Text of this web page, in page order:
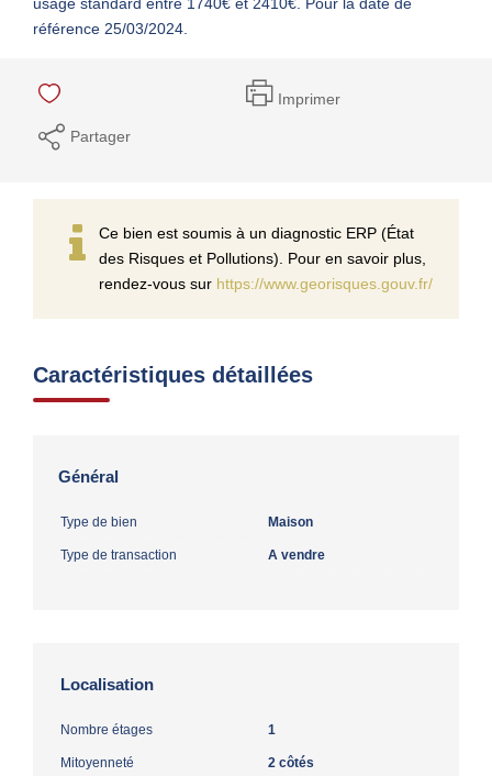
référence 25/03/2024.
Imprimer
Partager
Ce bien est soumis à un diagnostic ERP (État
des Risques et Pollutions). Pour en savoir plus,
rendez-vous sur https://www.georisques.gouv.fr/
Caractéristiques détaillées
Général
Type de bien Maison
Type de transaction A vendre
Localisation
Nombre étages 1
Mitoyenneté 2 côtés